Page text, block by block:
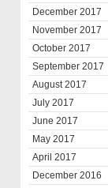
December 2017
November 2017
October 2017
September 2017
August 2017
July 2017
June 2017
May 2017
April 2017
December 2016